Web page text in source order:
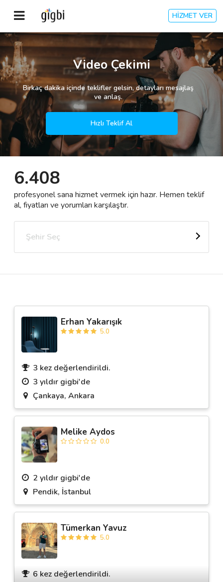
HİZMET VER
Anasayfa
Giriş Yap
Kayıt Ol
Kategoriler
🎈 Biz Kimiz?
🧐 Nasıl Çalışır?
Destek
İletişim
Video Çekimi
Birkaç dakika içinde teklifler gelsin, detayları mesajlaş
ve anlaş.
Hızlı Teklif Al
6.408
profesyonel sana hizmet vermek için hazır. Hemen teklif
al, fiyatları ve yorumları karşılaştır.
Şehir Seç
Erhan Yakarışık
5.0
3 kez değerlendirildi.
3 yıldır gigbi'de
Çankaya, Ankara
Melike Aydos
0.0
2 yıldır gigbi'de
Pendik, İstanbul
Tümerkan Yavuz
5.0
6 kez değerlendirildi.